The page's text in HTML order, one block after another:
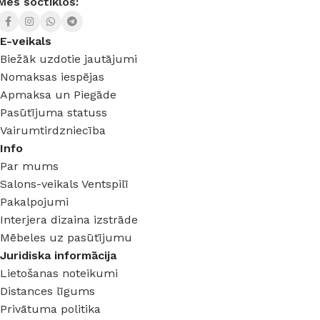
E-veikals
Biežāk uzdotie jautājumi
Nomaksas iespējas
Apmaksa un Piegāde
Pasūtījuma statuss
Vairumtirdzniecība
Info
Par mums
Salons-veikals Ventspilī
Pakalpojumi
Interjera dizaina izstrāde
Mēbeles uz pasūtījumu
Juridiska informācija
Lietošanas noteikumi
Distances līgums
Privātuma politika